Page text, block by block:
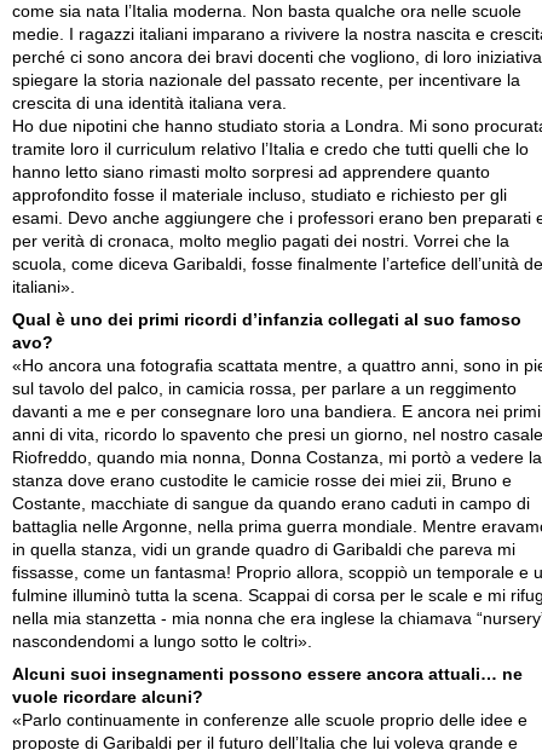
come sia nata l’Italia moderna. Non basta qualche ora nelle scuole
medie. I ragazzi italiani imparano a rivivere la nostra nascita e
perché ci sono ancora dei bravi docenti che vogliono, di loro
spiegare la storia nazionale del passato recente, per incentivare la
crescita di una identità italiana vera.
Ho due nipotini che hanno studiato storia a Londra. Mi sono
tramite loro il curriculum relativo l’Italia e credo che tutti quelli che lo
hanno letto siano rimasti molto sorpresi ad apprendere quanto
approfondito fosse il materiale incluso, studiato e richiesto per gli
esami. Devo anche aggiungere che i professori erano ben preparati
per verità di cronaca, molto meglio pagati dei nostri. Vorrei che la
scuola, come diceva Garibaldi, fosse finalmente l’artefice dell’unità
italiani».
Qual è uno dei primi ricordi d’infanzia collegati al suo famoso
avo?
«Ho ancora una fotografia scattata mentre, a quattro anni, sono in
sul tavolo del palco, in camicia rossa, per parlare a un reggimento
davanti a me e per consegnare loro una bandiera. E ancora nei primi
anni di vita, ricordo lo spavento che presi un giorno, nel nostro
Riofreddo, quando mia nonna, Donna Costanza, mi portò a vedere la
stanza dove erano custodite le camicie rosse dei miei zii, Bruno e
Costante, macchiate di sangue da quando erano caduti in campo di
battaglia nelle Argonne, nella prima guerra mondiale. Mentre
in quella stanza, vidi un grande quadro di Garibaldi che pareva mi
fissasse, come un fantasma! Proprio allora, scoppiò un temporale e
fulmine illuminò tutta la scena. Scappai di corsa per le scale e mi
nella mia stanzetta - mia nonna che era inglese la chiamava
nascondendomi a lungo sotto le coltri».
Alcuni suoi insegnamenti possono essere ancora attuali… ne
vuole ricordare alcuni?
«Parlo continuamente in conferenze alle scuole proprio delle idee e
proposte di Garibaldi per il futuro dell’Italia che lui voleva grande e